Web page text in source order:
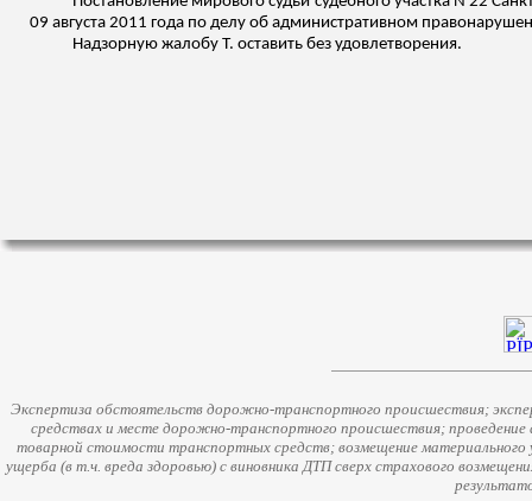
09 августа 2011 года по делу об административном
Надзорную жалобу Т. оставить без удовлетворения.
Экспертиза обстоятельств дорожно-транспортного происшествия;
средствах и месте дорожно-транспортного происшествия;
товарной стоимости транспортных средств; возмещение
ущерба (в т.ч. вреда здоровью) с виновника ДТП сверх страхового